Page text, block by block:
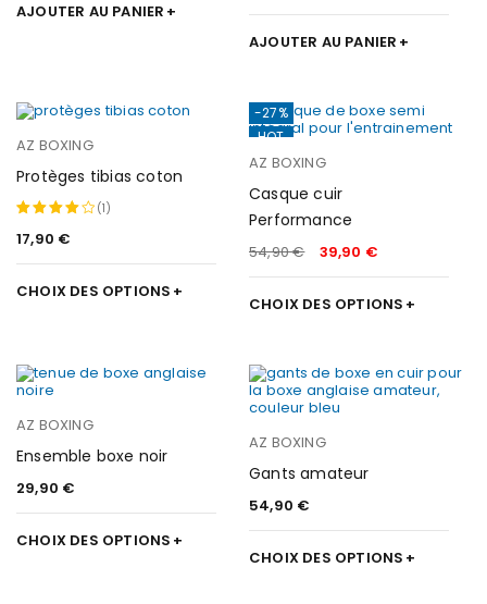
AJOUTER AU PANIER sur 5
AJOUTER AU PANIER
AZ BOXING
Protèges tibias coton
Note
4.00
sur 5
(1)
17,90 €
CHOIX DES OPTIONS
-27%
HOT
AZ BOXING
Casque cuir
Performance
54,90€ 39,90 €
CHOIX DES OPTIONS
AZ BOXING
Ensemble boxe noir
29,90 €
CHOIX DES OPTIONS
AZ BOXING
Gants amateur
54,90 €
CHOIX DES OPTIONS